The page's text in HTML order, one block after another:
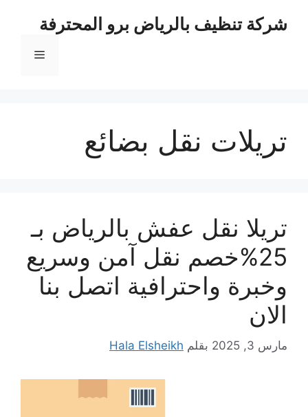
شركة تنظيف بالرياض برو المحترفة
القائمة
تريلات نقل بضائع
تريلا نقل عفش بالرياض بـ
25%خصم نقل آمن وسريع
وخبرة واحترافية اتصل بنا
الان
مارس 3, 2025 بقلم Hala Elsheikh